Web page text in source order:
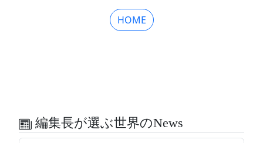
HOME
編集長が選ぶ世界のNews